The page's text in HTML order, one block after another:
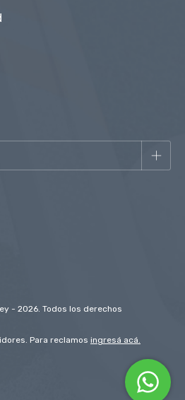
- 2026. Todos los derechos
Para reclamos ingresá acá.